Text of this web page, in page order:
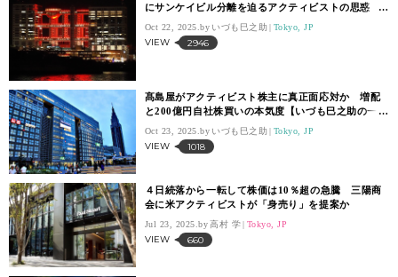
にサンケイビル分離を迫るアクティビストの思惑
【いづも巳之助の一株コラム】
Oct 22, 2025. いづも巳之助 Tokyo, JP
VIEW 2946
髙島屋がアクティビスト株主に真正面応対か 増配
と200億円自社株買いの本気度【いづも巳之助の一株
Oct 23, 2025. いづも巳之助 Tokyo, JP
VIEW 1018
４日続落から一転して株価は10％超の急騰 三陽商
会に米アクティビストが「身売り」を提案か
Jul 23, 2025. 高村 学 Tokyo, JP
VIEW 660